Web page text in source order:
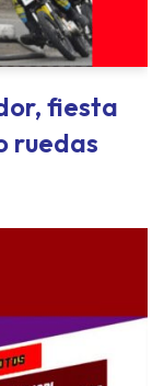
fiesta
ruedas